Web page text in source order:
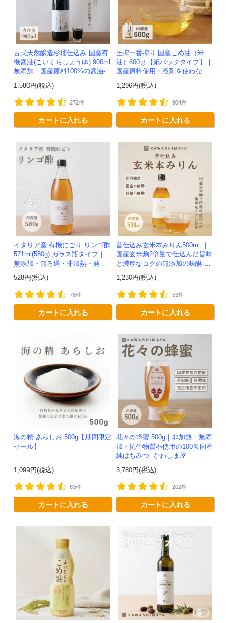
古式天然醸造杉桶仕込み 国産有
機醤油(こいくちしょうゆ) 900ml
無添加・国産原料100%の醤油-か
わしま屋-
1,580円(税込)
272件
カートに入れる
圧搾一番搾り 国産こめ油（米
油）600ｇ【紙パックタイプ】｜
国産原料使用・溶剤を使わない
で抽出した安心安全なこめ油
1,296円(税込)
904件
カートに入れる
イタリア産 有機にごり リンゴ酢
571ml(580g) ガラス瓶タイプ｜
無添加・無ろ過・非加熱・発酵
助剤不使用のアップルサイダー
ビネガー -かわしま屋-
528円(税込)
78件
カートに入れる
昔仕込み玄米本みりん500ml ｜
国産玄米麹2倍量で仕込んだ旨味
と濃厚なコクの無添加の味醂-か
わしま屋-
1,230円(税込)
53件
カートに入れる
海の精 あらしお 500g【期間限定
セール】
1,099円(税込)
63件
カートに入れる
花々の蜂蜜 500g｜非加熱・無添
加・抗生物質不使用の100％国産
純はちみつ -かわしま屋-
3,780円(税込)
202件
カートに入れる